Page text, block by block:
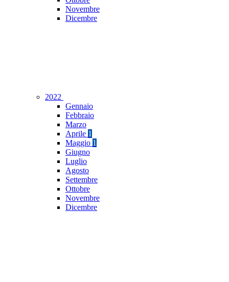
Novembre
Dicembre
2022
Gennaio
Febbraio
Marzo
Aprile 1
Maggio 1
Giugno
Luglio
Agosto
Settembre
Ottobre
Novembre
Dicembre